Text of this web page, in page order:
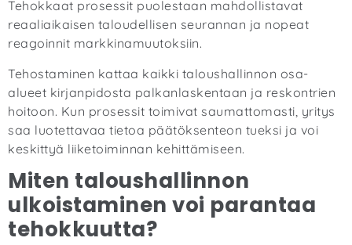
Tehokkaat prosessit puolestaan mahdollistavat
reaaliaikaisen taloudellisen seurannan ja nopeat
reagoinnit markkinamuutoksiin.
Tehostaminen kattaa kaikki taloushallinnon osa-
alueet kirjanpidosta palkanlaskentaan ja reskontrien
hoitoon. Kun prosessit toimivat saumattomasti, yritys
saa luotettavaa tietoa päätöksenteon tueksi ja voi
keskittyä liiketoiminnan kehittämiseen.
Miten taloushallinnon
ulkoistaminen voi parantaa
tehokkuutta?